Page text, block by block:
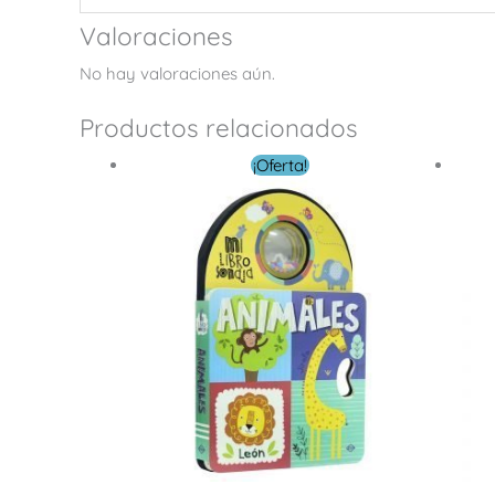
Valoraciones
No hay valoraciones aún.
Productos relacionados
¡Oferta!
precio
original
era:
$ 9.00.
El
precio
actual
es:
$ 6.00.